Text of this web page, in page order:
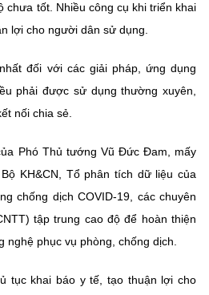
VÀ CÔNG NGHỆ
MST:
học và Công nghệ (MST)
Thị Hải Hằng
thông Khoa học và Công nghệ.
Học và Công Nghệ
chưa tốt. Nhiều công cụ khi triển khai
lợi cho người dân sử dụng.
đối với các giải pháp, ứng dụng
phải được sử dụng thường xuyên,
nối chia sẻ.
Phó Thủ tướng Vũ Đức Đam, mấy
KH&CN, Tổ phân tích dữ liệu của
chống dịch COVID-19, các chuyên
tập trung cao độ để hoàn thiện
nghệ phục vụ phòng, chống dịch.
tục khai báo y tế, tạo thuận lợi cho